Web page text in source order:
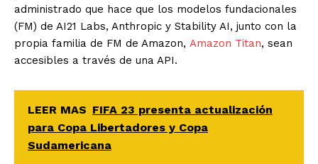
administrado que hace que los modelos fundacionales
(FM) de AI21 Labs, Anthropic y Stability AI, junto con la
propia familia de FM de Amazon, Amazon Titan, sean
accesibles a través de una API.
LEER MAS FIFA 23 presenta actualización
para Copa Libertadores y Copa
Sudamericana